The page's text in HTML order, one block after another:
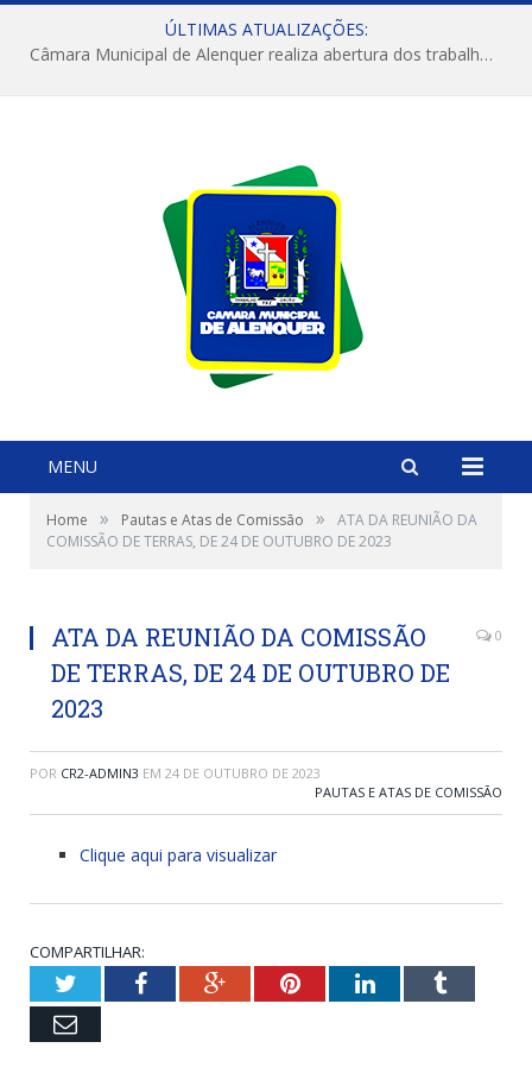
ÚLTIMAS ATUALIZAÇÕES:
Câmara Municipal de Alenquer realiza abertura dos trabalhos do 4º Período Legislativo
MENU
Home » Pautas e Atas de Comissão »
ATA DA REUNIÃO DA
COMISSÃO DE TERRAS, DE 24 DE OUTUBRO DE 2023
ATA DA REUNIÃO DA COMISSÃO
DE TERRAS, DE 24 DE OUTUBRO DE
2023
0
POR CR2-ADMIN3 EM 24 DE OUTUBRO DE 2023
PAUTAS E ATAS DE COMISSÃO
Clique aqui para visualizar
COMPARTILHAR:
TwitterFacebookGoogle+PinterestLinkedInTumblr
Email